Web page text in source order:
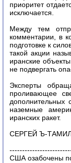
приоритет
исключается.
Между тем
комментарии, в
подготовке к
такой акции
иранские
не подвергать
Эксперты
проливающее
дополнительных
наземные
иранских ракет.
СЕРГЕЙ Ъ-
США озабочены